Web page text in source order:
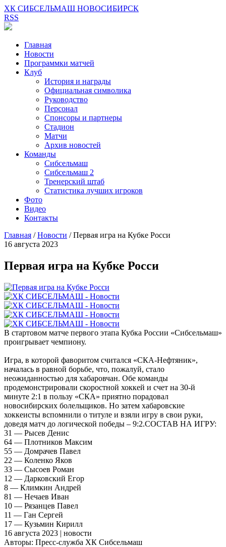
ХК СИБСЕЛЬМАШ НОВОСИБИРСК
RSS
Главная
Новости
Программки матчей
Клуб
История и награды
Официальная символика
Руководство
Персонал
Спонсоры и партнеры
Стадион
Матчи
Архив новостей
Команды
Сибсельмаш
Сибсельмаш 2
Тренерский штаб
Статистика лучших игроков
Фото
Видео
Контакты
Главная /Новости /Первая игра на Кубке Росси
16 августа 2023
Первая игра на Кубке Росси
В стартовом матче первого этапа Кубка России «Сибсельмаш»
проигрывает чемпиону.
Игра, в которой фаворитом считался «СКА-Нефтяник»,
началась в равной борьбе, что, пожалуй, стало
неожиданностью для хабаровчан. Обе команды
продемонстрировали скоростной хоккей и счет на 30-й
минуте 2:1 в пользу «СКА» приятно порадовал
новосибирских болельщиков. Но затем хабаровские
хоккеисты вспомнили о титуле и взяли игру в свои руки,
доведя матч до логической победы – 9:2.СОСТАВ НА ИГРУ:
31 — Рысев Денис
64 — Плотников Максим
55 — Домрачев Павел
22 — Коленко Яков
33 — Сысоев Роман
12 — Дарковский Егор
8 — Климкин Андрей
81 — Нечаев Иван
10 — Рязанцев Павел
11 — Ган Сергей
17 — Кузьмин Кирилл
16 августа 2023 | новости
Авторы: Пресс-служба ХК Сибсельмаш